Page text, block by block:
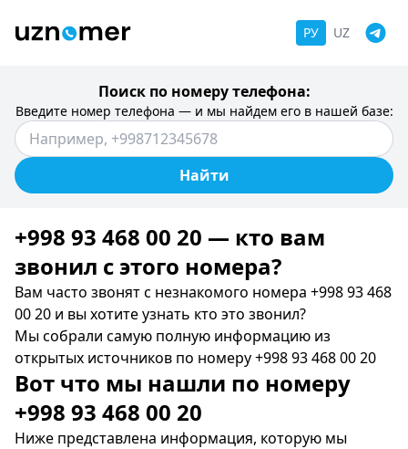
РУ UZ
Поиск по номеру телефона:
Введите номер телефона — и мы найдем его в нашей базе:
Найти
+998 93 468 00 20 — кто вам
звонил c этого номера?
Вам часто звонят с незнакомого номера +998 93 468
00 20 и вы хотите узнать кто это звонил?
Мы собрали самую полную информацию из
открытых источников по номеру +998 93 468 00 20
Вот что мы нашли по номеру
+998 93 468 00 20
Ниже представлена информация, которую мы